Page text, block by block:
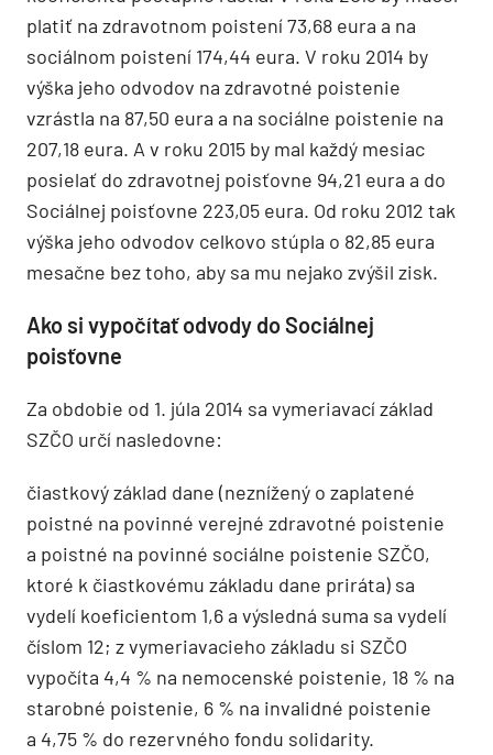
platiť na zdravotnom poistení 73,68 eura a na
sociálnom poistení 174,44 eura. V roku 2014 by
výška jeho odvodov na zdravotné poistenie
vzrástla na 87,50 eura a na sociálne poistenie na
207,18 eura. A v roku 2015 by mal každý mesiac
posielať do zdravotnej poisťovne 94,21 eura a do
Sociálnej poisťovne 223,05 eura. Od roku 2012 tak
výška jeho odvodov celkovo stúpla o 82,85 eura
mesačne bez toho, aby sa mu nejako zvýšil zisk.
Ako si vypočítať odvody do Sociálnej
poisťovne
Za obdobie od 1. júla 2014 sa vymeriavací základ
SZČO určí nasledovne:
čiastkový základ dane (neznížený o zaplatené
poistné na povinné verejné zdravotné poistenie
a poistné na povinné sociálne poistenie SZČO,
ktoré k čiastkovému základu dane priráta) sa
vydelí koeficientom 1,6 a výsledná suma sa vydelí
číslom 12; z vymeriavacieho základu si SZČO
vypočíta 4,4 % na nemocenské poistenie, 18 % na
starobné poistenie, 6 % na invalidné poistenie
a 4,75 % do rezervného fondu solidarity.